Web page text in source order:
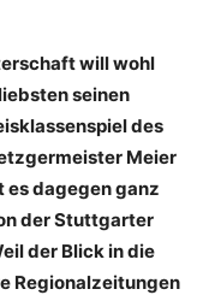
will wohl
seinen
des
Meier
es dagegen ganz
der Stuttgarter
der Blick in die
Regionalzeitungen